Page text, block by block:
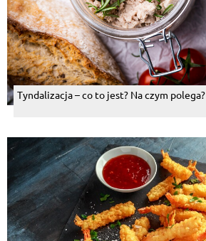
Tyndalizacja – co to jest? Na czym polega?